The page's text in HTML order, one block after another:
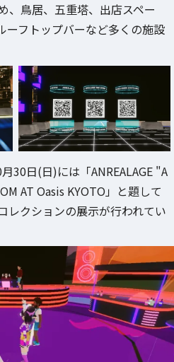
、鳥居、五重塔、出店スペー
ーフトップバーなど多くの施設
30日(日)には「ANREALAGE "A
AT Oasis KYOTO」と題して
レクションの展示が行われてい